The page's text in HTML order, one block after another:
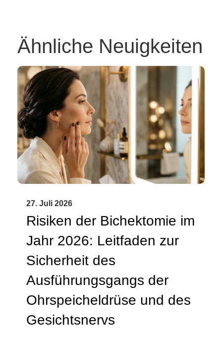
Ähnliche Neuigkeiten
27. Juli 2026
Risiken der Bichektomie im
Jahr 2026: Leitfaden zur
Sicherheit des
Ausführungsgangs der
Ohrspeicheldrüse und des
Gesichtsnervs